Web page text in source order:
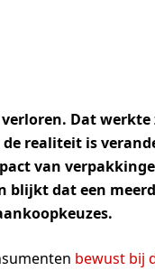
Dat
realiteit is
van
blijkt dat een
bewust bij